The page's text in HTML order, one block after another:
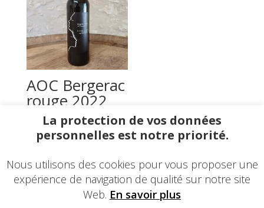
AOC Bergerac
rouge 2022
BIO
72,00 €–432,00 €
La protection de vos données
personnelles est notre priorité.
Nous utilisons des cookies pour vous proposer une
expérience de navigation de qualité sur notre site
Web. En savoir plus